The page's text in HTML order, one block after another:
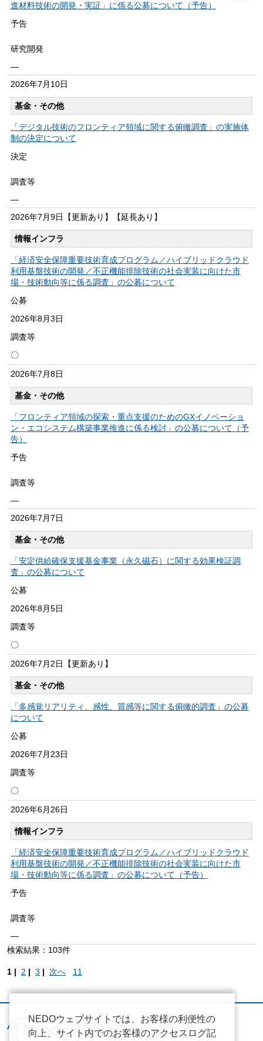
進材料技術の開発・実証」に係る公募について（予告）
予告
研究開発
―
2026年7月10日
基金・その他
「デジタル技術のフロンティア領域に関する俯瞰調査」の実施体
制の決定について
決定
調査等
―
2026年7月9日 【更新あり】【延長あり】
情報インフラ
「経済安全保障重要技術育成プログラム／ハイブリッドクラウド
利用基盤技術の開発／不正機能排除技術の社会実装に向けた市
場・技術動向等に係る調査」の公募について
公募
2026年8月3日
調査等
〇
2026年7月8日
基金・その他
「フロンティア領域の探索・重点支援のためのGXイノベーショ
ン・エコシステム構築事業推進に係る検討」の公募について（予
告）
予告
調査等
―
2026年7月7日
基金・その他
「安定供給確保支援基金事業（永久磁石）に関する効果検証調
査」の公募について
公募
2026年8月5日
調査等
〇
2026年7月2日 【更新あり】
基金・その他
「多感覚リアリティ、感性、質感等に関する俯瞰的調査」の公募
について
公募
2026年7月23日
調査等
〇
2026年6月26日
情報インフラ
「経済安全保障重要技術育成プログラム／ハイブリッドクラウド
利用基盤技術の開発／不正機能排除技術の社会実装に向けた市
場・技術動向等に係る調査」の公募について（予告）
予告
調査等
―
検索結果：103件
1 | 2 | 3 | 次へ 11
NEDOウェブサイトでは、お客様の利便性の
向上、サイト内でのお客様のアクセスログ記